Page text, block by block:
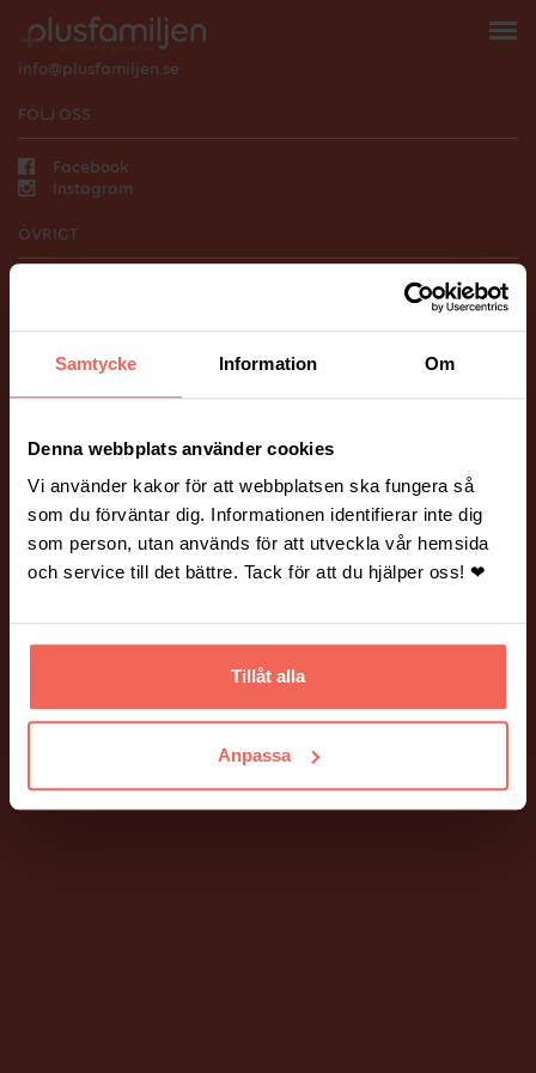
Samtycke Information Om
Denna webbplats använder cookies
Vi använder kakor för att webbplatsen ska fungera så
som du förväntar dig. Informationen identifierar inte dig
som person, utan används för att utveckla vår hemsida
och service till det bättre. Tack för att du hjälper oss! ❤
Tillåt alla
Anpassa
info@plusfamiljen.se
FÖLJ OSS
Facebook
Instagram
ÖVRIGT
Hantering av personuppgifter.
BILDER PÅ HEMSIDAN
PIGMENT DIGITALBYRÅ